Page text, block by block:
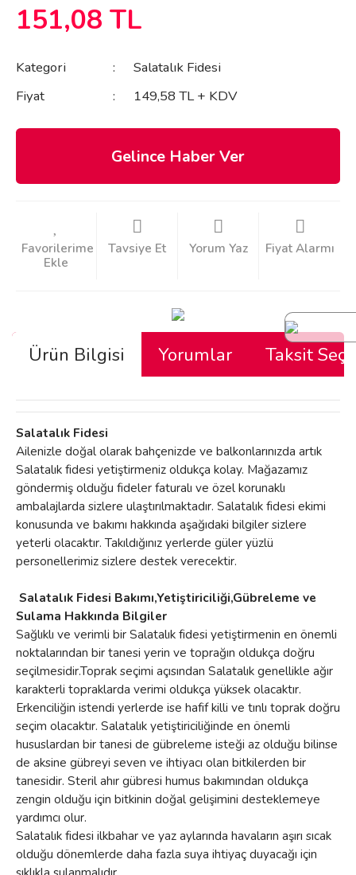
151,08 TL
Kategori
Salatalık Fidesi
Fiyat
149,58 TL + KDV
Gelince Haber Ver
Tavsiye Et Yorum Yaz Fiyat Alarmı
Ürün Bilgisi Yorumlar Taksit
Salatalık Fidesi
Ailenizle doğal olarak bahçenizde ve balkonlarınızda artık
Salatalık fidesi yetiştirmeniz oldukça kolay. Mağazamız
göndermiş olduğu fideler faturalı ve özel korunaklı
ambalajlarda sizlere ulaştırılmaktadır. Salatalık fidesi ekimi
konusunda ve bakımı hakkında aşağıdaki bilgiler sizlere
yeterli olacaktır. Takıldığınız yerlerde güler yüzlü
personellerimiz sizlere destek verecektir.
Salatalık Fidesi Bakımı,Yetiştiriciliği,Gübreleme ve
Sulama Hakkında Bilgiler
Sağlıklı ve verimli bir Salatalık fidesi yetiştirmenin en önemli
noktalarından bir tanesi yerin ve toprağın oldukça doğru
seçilmesidir.Toprak seçimi açısından Salatalık genellikle ağır
karakterli topraklarda verimi oldukça yüksek olacaktır.
Erkenciliğin istendi yerlerde ise hafif killi ve tınlı toprak doğru
seçim olacaktır. Salatalık yetiştiriciliğinde en önemli
hususlardan bir tanesi de gübreleme isteği az olduğu bilinse
de aksine gübreyi seven ve ihtiyacı olan bitkilerden bir
tanesidir. Steril ahır gübresi humus bakımından oldukça
zengin olduğu için bitkinin doğal gelişimini desteklemeye
yardımcı olur.
Salatalık fidesi ilkbahar ve yaz aylarında havaların aşırı sıcak
olduğu dönemlerde daha fazla suya ihtiyaç duyacağı için